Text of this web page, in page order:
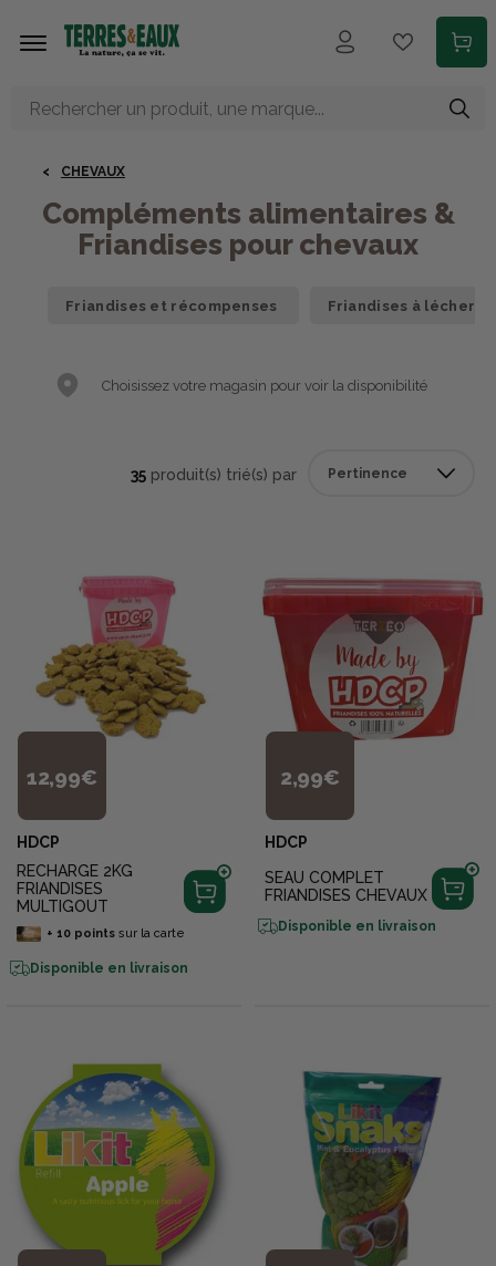
CHEVAUX
Compléments alimentaires &
Friandises pour chevaux
Friandises et récompenses Friandises à lécher
Choisissez votre magasin pour voir la disponibilité
35 produit(s) trié(s) par
12,99€
HDCP
RECHARGE 2KG
FRIANDISES
MULTIGOUT
+ 10pointssur la carte
Disponible en livraison
2,99€
HDCP
SEAU COMPLET
FRIANDISES CHEVAUX
Disponible en livraison